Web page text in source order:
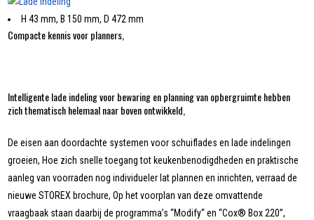
H 43 mm, B 150 mm, D 472 mm
Compacte kennis voor planners,
Intelligente lade indeling voor bewaring en planning van opbergruimte hebben
zich thematisch helemaal naar boven ontwikkeld,
De eisen aan doordachte systemen voor schuiflades en lade indelingen
groeien, Hoe zich snelle toegang tot keukenbenodigdheden en praktische
aanleg van voorraden nog individueler lat plannen en inrichten, verraad de
nieuwe STOREX brochure, Op het voorplan van deze omvattende
vraagbaak staan daarbij de programma’s “Modify“ en “Cox® Box 220”,